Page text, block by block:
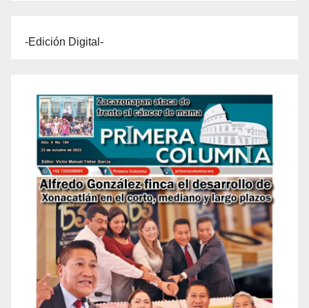
-Edición Digital-